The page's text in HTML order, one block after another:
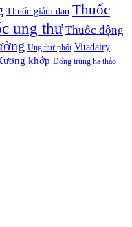
Thuốc giảm đau Thuốc
ung thư Thuốc động
Ung thư phổi Vitadairy
khớp Đông trùng hạ thảo